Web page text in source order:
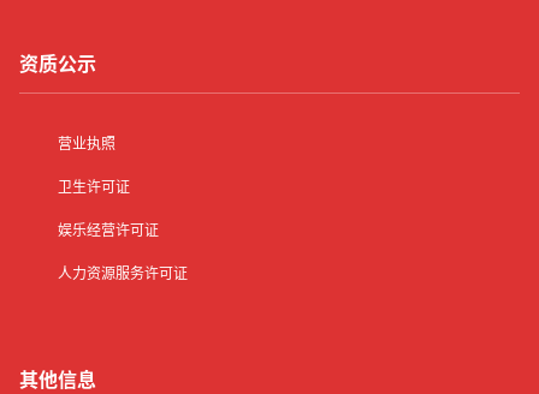
资质公示
营业执照
卫生许可证
娱乐经营许可证
人力资源服务许可证
其他信息